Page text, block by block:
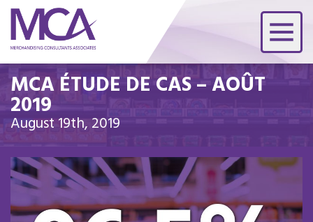
MCA ÉTUDE DE CAS – AOÛT
2019
August 19th, 2019